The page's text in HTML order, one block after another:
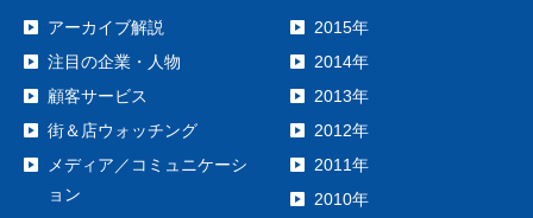
アーカイブ解説
注目の企業・人物
顧客サービス
街＆店ウォッチング
メディア／コミュニケーシ
ョン
2015年
2014年
2013年
2012年
2011年
2010年